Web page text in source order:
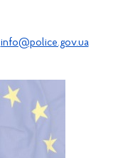
info@police.gov.ua